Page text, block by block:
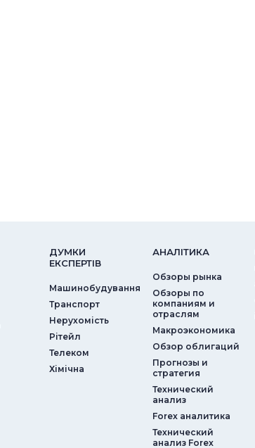
ДУМКИ
ЕКСПЕРТIВ
Машинобудування
Транспорт
Нерухомість
Рітейл
Телеком
Хімічна
АНАЛIТИКА
Обзоры рынка
Обзоры по
компаниям и
отраслям
Макроэкономика
Обзор облигаций
Прогнозы и
стратегия
Технический
анализ
Forex аналитика
Технический
анализ Forex